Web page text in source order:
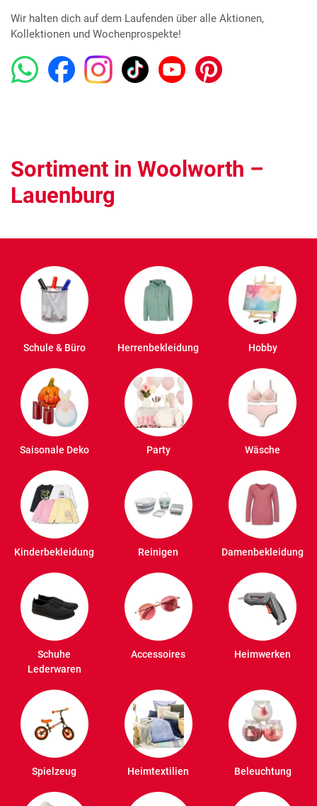
Wir halten dich auf dem Laufenden über alle Aktionen,
Kollektionen und Wochenprospekte!
Sortiment in Woolworth –
Lauenburg
Schule & Büro Herrenbekleidung Hobby
Saisonale Deko Party Wäsche
Kinderbekleidung Reinigen Damenbekleidung
Schuhe
Lederwaren
Accessoires Heimwerken
Spielzeug Heimtextilien Beleuchtung